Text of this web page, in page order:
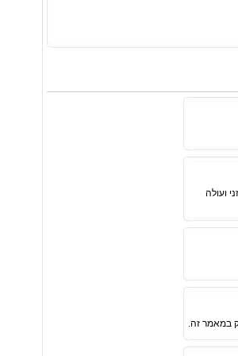
ועולה
במאמר זה.